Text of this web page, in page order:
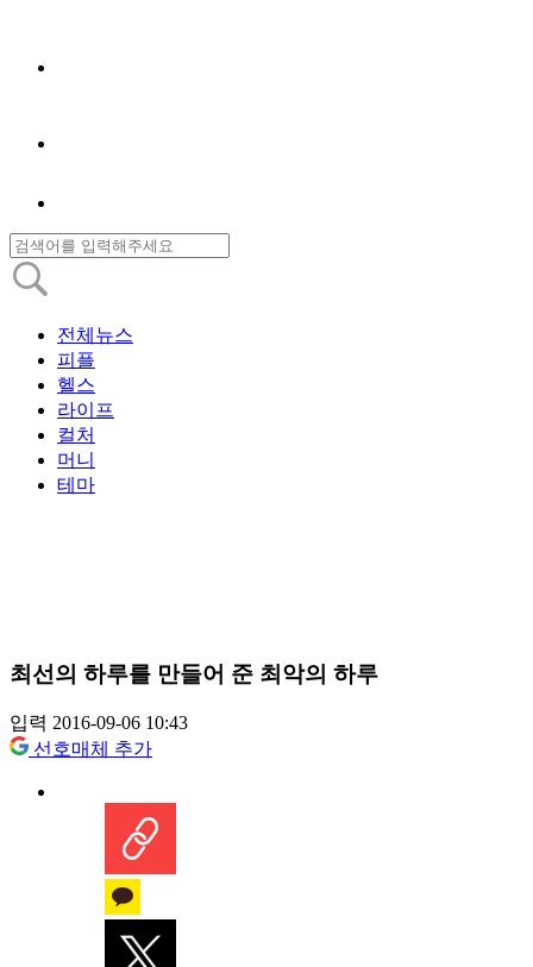
전체뉴스
피플
헬스
라이프
컬처
머니
테마
최선의 하루를 만들어 준 최악의 하루
입력 2016-09-06 10:43
선호매체 추가